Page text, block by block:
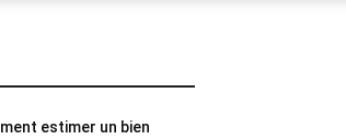
estimer un bien